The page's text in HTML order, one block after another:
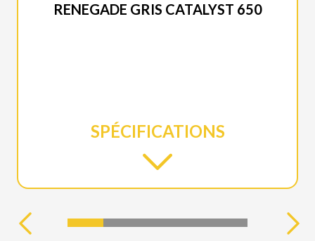
RENEGADE GRIS CATALYST 650
SPÉCIFICATIONS